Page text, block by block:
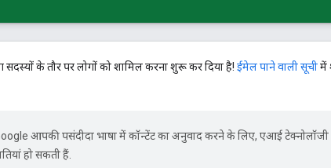
सदस्यों के तौर पर लोगों को शामिल करना शुरू कर दिया है! ईमेल पाने वाली सूचीमें
आपकी पसंदीदा भाषा में कॉन्टेंट का अनुवाद करने के लिए, एआई टेक्नोलॉजी
हो सकती हैं.